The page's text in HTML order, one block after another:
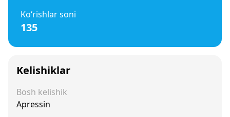
Ko‘rishlar soni
135
Kelishiklar
Bosh kelishik
Apressin